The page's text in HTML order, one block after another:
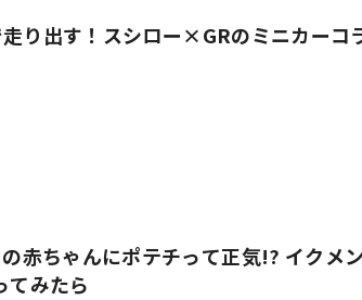
走り出す！スシロー×GRのミニカーコ
の赤ちゃんにポテチって正気!? イクメ
てみたら